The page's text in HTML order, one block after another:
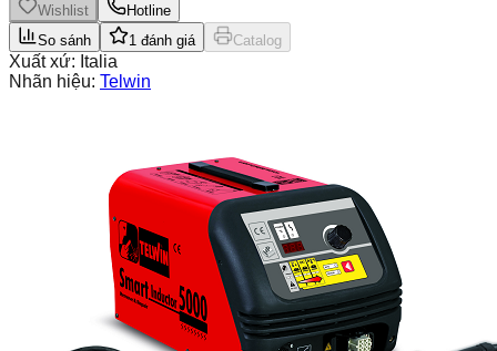
Wishlist
Hotline
So sánh
1 đánh giá Catalog
Xuất xứ: Italia
Nhãn hiệu: Telwin